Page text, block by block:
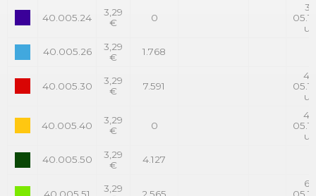
40.005.24
3,29
€
0
40.005.26
3,29
€
1.768
40.005.30
3,29
€
7.591
40.005.40
3,29
€
0
40.005.50
3,29
€
4.127
40.005.51
3,29
2.565